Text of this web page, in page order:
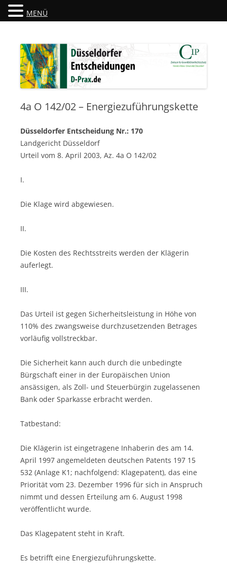
Düsseldorfer Entscheidungen
4a O 142/02 – Energiezuführungskette
Düsseldorfer Entscheidung Nr.: 170
Landgericht Düsseldorf
Urteil vom 8. April 2003, Az. 4a O 142/02
I.
Die Klage wird abgewiesen.
II.
Die Kosten des Rechtsstreits werden der Klägerin
auferlegt.
III.
Das Urteil ist gegen Sicherheitsleistung in Höhe von
110% des zwangsweise durchzusetzenden Betrages
vorläufig vollstreckbar.
Die Sicherheit kann auch durch die unbedingte
Bürgschaft einer in der Europäischen Union
ansässigen, als Zoll- und Steuerbürgin zugelassenen
Bank oder Sparkasse erbracht werden.
Tatbestand:
Die Klägerin ist eingetragene Inhaberin des am 14.
April 1997 angemeldeten deutschen Patents 197 15
532 (Anlage K1; nachfolgend: Klagepatent), das eine
Priorität vom 23. Dezember 1996 für sich in Anspruch
nimmt und dessen Erteilung am 6. August 1998
veröffentlicht wurde.
Das Klagepatent steht in Kraft.
Es betrifft eine Energiezuführungskette.
MENÜ